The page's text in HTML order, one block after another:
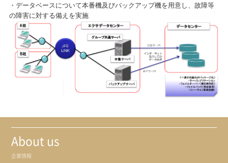
・データベースについて本番機及びバックアップ機を用意し、故障等
の障害に対する備えを実施
About us
企業情報